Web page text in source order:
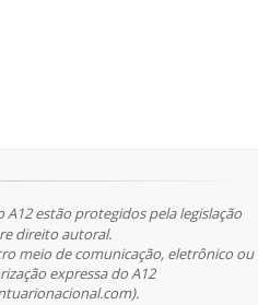
estão protegidos pela legislação
direito autoral.
meio de comunicação, eletrônico ou
expressa do A12